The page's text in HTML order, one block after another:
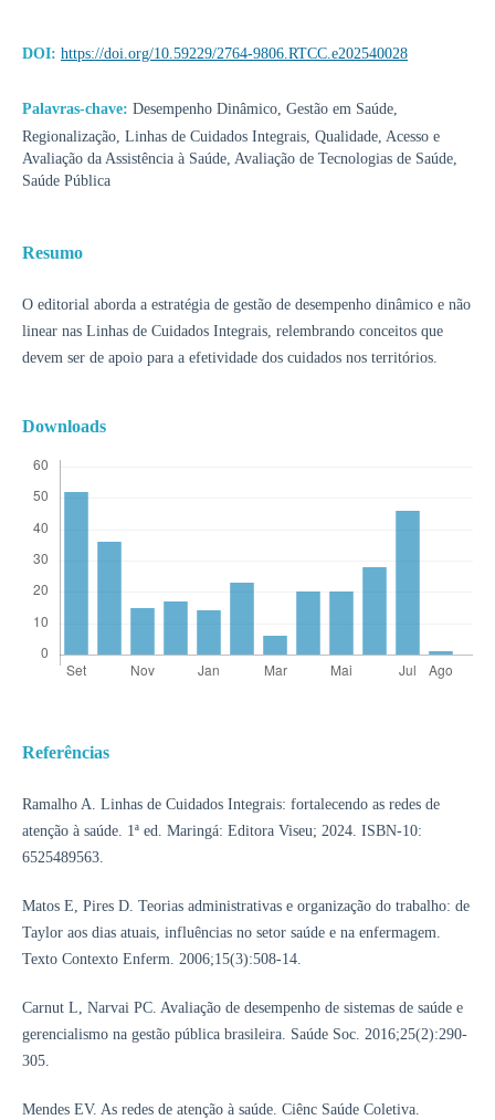
DOI: https://doi.org/10.59229/2764-9806.RTCC.e202540028
Palavras-chave: Desempenho Dinâmico, Gestão em Saúde,
Regionalização, Linhas de Cuidados Integrais, Qualidade, Acesso e
Avaliação da Assistência à Saúde, Avaliação de Tecnologias de Saúde,
Saúde Pública
Resumo
O editorial aborda a estratégia de gestão de desempenho dinâmico e não
linear nas Linhas de Cuidados Integrais, relembrando conceitos que
devem ser de apoio para a efetividade dos cuidados nos territórios.
Downloads
Referências
Ramalho A. Linhas de Cuidados Integrais: fortalecendo as redes de
atenção à saúde. 1ª ed. Maringá: Editora Viseu; 2024. ISBN-10:
6525489563.
Matos E, Pires D. Teorias administrativas e organização do trabalho: de
Taylor aos dias atuais, influências no setor saúde e na enfermagem.
Texto Contexto Enferm. 2006;15(3):508-14.
Carnut L, Narvai PC. Avaliação de desempenho de sistemas de saúde e
gerencialismo na gestão pública brasileira. Saúde Soc. 2016;25(2):290-
305.
Mendes EV. As redes de atenção à saúde. Ciênc Saúde Coletiva.